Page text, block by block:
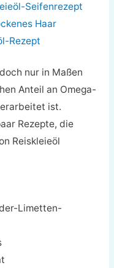
Seifenrezept
Haar
Rezept
nur in Maßen
Anteil an Omega-
ist.
Rezepte, die
Reiskleieöl
Limetten-